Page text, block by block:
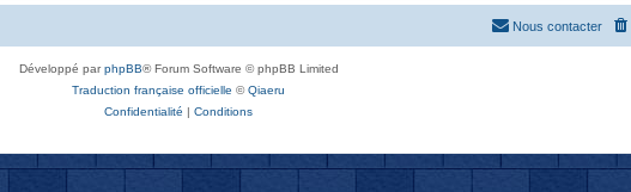
Nous contacter
Développé parphpBB® Forum Software © phpBB Limited
Traduction française officielle ©Qiaeru
Confidentialité | Conditions